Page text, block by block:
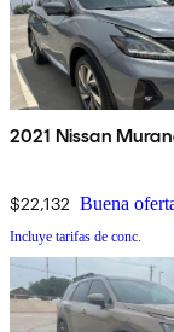
2021 Nissan
$22,132 Buena
Incluye tarifas de conc.